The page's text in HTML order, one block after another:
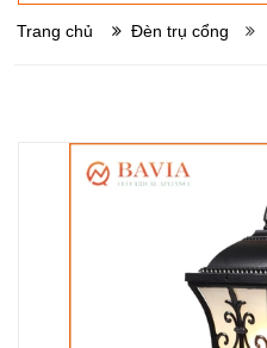
Trang chủ Đèn trụ cổng